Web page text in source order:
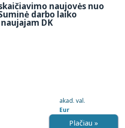
naujovės nuo
darbo laiko
DK
akad. val.
Eur
Plačiau »